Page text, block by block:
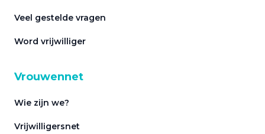
Veel gestelde vragen
Word vrijwilliger
Vrouwennet
Wie zijn we?
Vrijwilligersnet